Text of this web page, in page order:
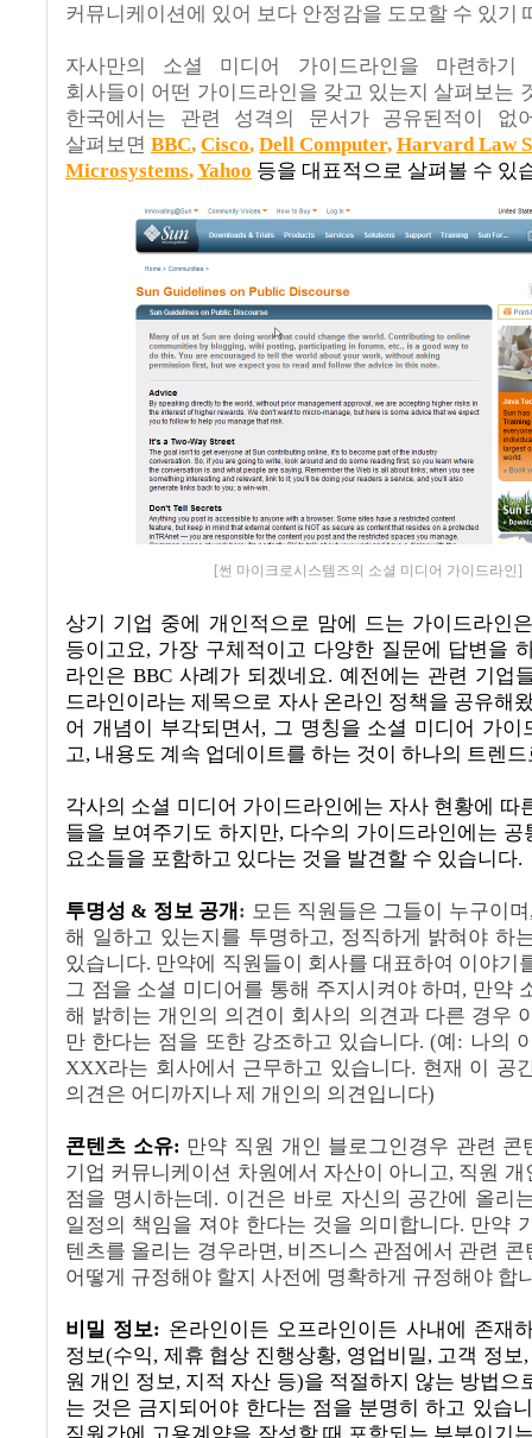
커뮤니케이션에 있어 보다 안정감을 도모할 수 있기
자사만의 소셜 미디어 가이드라인을 마련하기
회사들이 어떤 가이드라인을 갖고 있는지 살펴보는
한국에서는 관련 성격의 문서가 공유된적이 없
살펴보면BBC,Cisco,Dell Computer, Harvard Law
Microsystems,Yahoo 등을 대표적으로 살펴볼 수 있
[썬 마이크로시스템즈의 소셜 미디어 가이드라인]
상기 기업 중에 개인적으로 맘에 드는 가이드라인
등이고요, 가장 구체적이고 다양한 질문에 답변을
라인은 BBC 사례가 되겠네요. 예전에는 관련 기업
드라인이라는 제목으로 자사 온라인 정책을 공유해
어 개념이 부각되면서 , 그 명칭을 소셜 미디어 가이
고, 내용도 계속 업데이트를 하는 것이 하나의 트렌
각사의 소셜 미디어 가이드라인에는 자사 현황에 따
들을 보여주기도 하지만, 다수의 가이드라인에는 공
요소들을 포함하고 있다는 것을 발견할 수 있습니다.
투명성 & 정보 공개 : 모든 직원들은 그들이 누구이며
해 일하고 있는지를 투명하고, 정직하게 밝혀야 하
있습니다. 만약에 직원들이 회사를 대표하여 이야기
그 점을 소셜 미디어를 통해 주지시켜야 하며 , 만약
해 밝히는 개인의 의견이 회사의 의견과 다른 경우
만 한다는 점을 또한 강조하고 있습니다. (예 : 나의
XXX라는 회사에서 근무하고 있습니다. 현재 이 공
의견은 어디까지나 제 개인의 의견입니다)
콘텐츠 소유: 만약 직원 개인 블로그인경우 관련 콘
기업 커뮤니케이션 차원에서 자산이 아니고, 직원 개
점을 명시하는데 . 이건은 바로 자신의 공간에 올리
일정의 책임을 져야 한다는 것을 의미합니다. 만약
텐츠를 올리는 경우라면, 비즈니스 관점에서 관련
어떻게 규정해야 할지 사전에 명확하게 규정해야 합
비밀 정보: 온라인이든 오프라인이든 사내에 존재
정보(수익, 제휴 협상 진행상황, 영업비밀, 고객 정보
원 개인 정보, 지적 자산 등)을 적절하지 않는 방법으
는 것은 금지되어야 한다는 점을 분명히 하고 있습